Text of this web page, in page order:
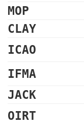
MOP
CLAY
ICAO
IFMA
JACK
OIRT